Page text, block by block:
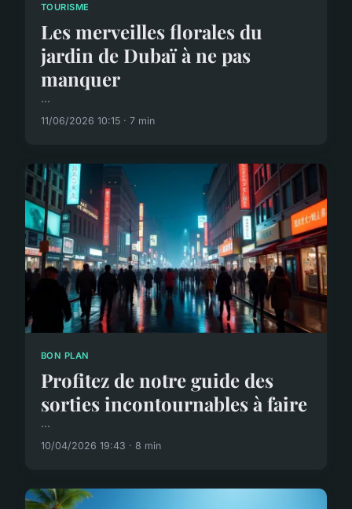
TOURISME
Les merveilles florales du
jardin de Dubaï à ne pas
manquer
...
11/06/2026 10:15 · 7 min
BON PLAN
Profitez de notre guide des
sorties incontournables à faire
...
10/04/2026 19:43 · 8 min